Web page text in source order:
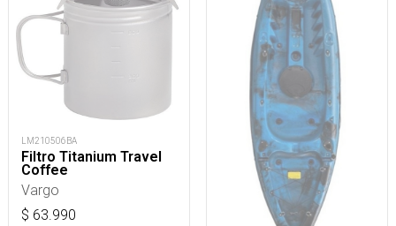
LM210506BA
Filtro Titanium Travel
Coffee
Vargo
$ 63.990